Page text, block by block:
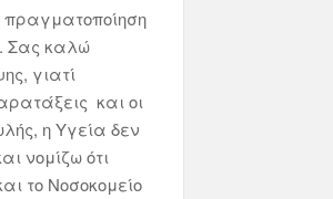
πραγματοποίηση
Σας καλώ
γιατί
και οι
η Υγεία δεν
νομίζω ότι
το Νοσοκομείο